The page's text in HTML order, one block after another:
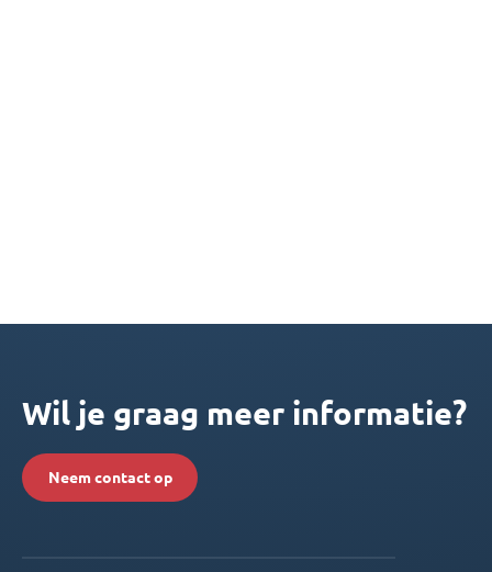
Wil je graag meer informatie?
Neem contact op